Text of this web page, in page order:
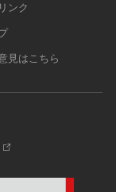
ンク
見はこちら